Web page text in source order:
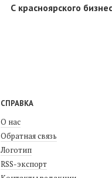
С красноярского
СПРАВКА
О нас
Обратная связь
Логотип
RSS-экспорт